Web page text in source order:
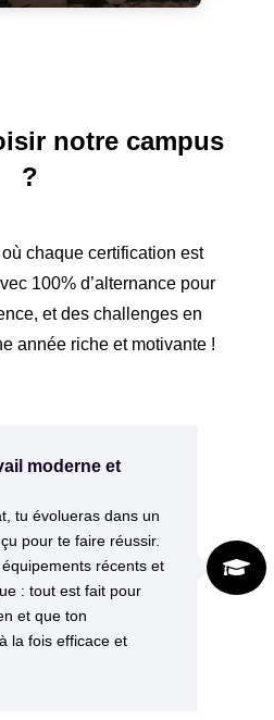
notre campus
?
chaque certification est
100% d’alternance pour
et des challenges en
année riche et motivante !

moderne et
tu évolueras dans un
pour te faire réussir.
récents et
: tout est fait pour
et que ton
la fois efficace et